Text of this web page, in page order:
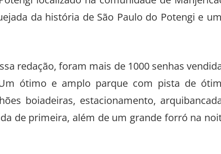
localizado na comunidade de
da história de São Paulo do Potengi e
redação, foram mais de 1000 senhas
ótimo e amplo parque com pista de
boiadeiras, estacionamento,
de primeira, além de um grande forró na